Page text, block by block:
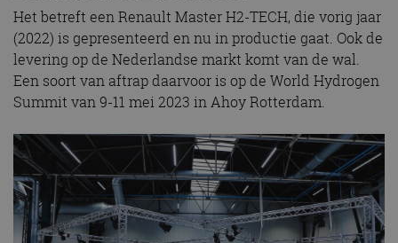
Het betreft een Renault Master H2-TECH, die vorig jaar
(2022) is gepresenteerd en nu in productie gaat. Ook de
levering op de Nederlandse markt komt van de wal.
Een soort van aftrap daarvoor is op de World Hydrogen
Summit van 9-11 mei 2023 in Ahoy Rotterdam.